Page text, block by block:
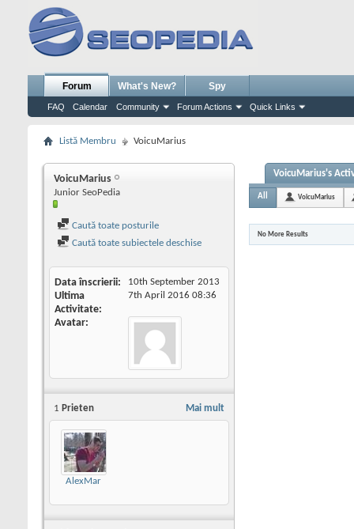
Forum
FAQ Calendar Community Forum Actions Quick Links
What's New? Spy
Listă Membru VoicuMarius
VoicuMarius
Junior SeoPedia
Caută toate posturile
Caută toate subiectele deschise
Data înscrierii 10th September 2013
Ultima
Activitate
7th April 2016 08:36
Avatar
Mai mult
1 Prieten
AlexMar
VoicuMarius's
All VoicuMarius
No More Results